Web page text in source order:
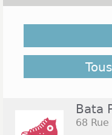
novembre 2026
retrouver
Commerces.com :
Bata
68 Rue